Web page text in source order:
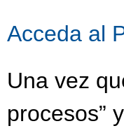
Acceda al
Una vez
procesos”